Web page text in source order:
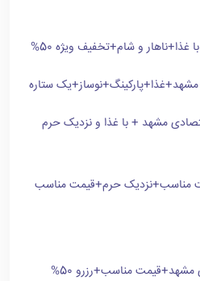
و شام+تخفیف ویژه 50%
ستاره
مشهد + با غذا و نزدیک حرم
مناسب+نزدیک حرم+قیمت مناسب
لیست هتل های خیابان طبرسی مشهد+قیمت مناسب+رزرو 50%